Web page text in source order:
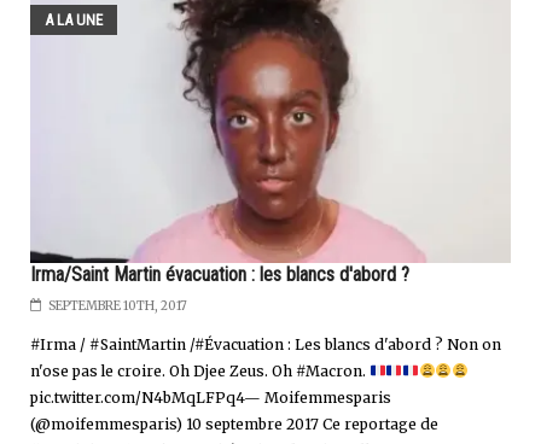
A LA UNE
Irma/Saint Martin évacuation : les blancs d'abord ?
SEPTEMBRE 10TH, 2017
#Irma / #SaintMartin /#Évacuation : Les blancs d'abord ? Non on
n'ose pas le croire. Oh Djee Zeus. Oh #Macron.
pic.twitter.com/N4bMqLFPq4— Moifemmesparis
(@moifemmesparis) 10 septembre 2017 Ce reportage de